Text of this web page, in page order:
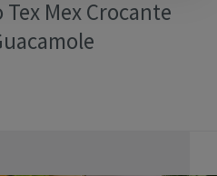
Mex Crocante